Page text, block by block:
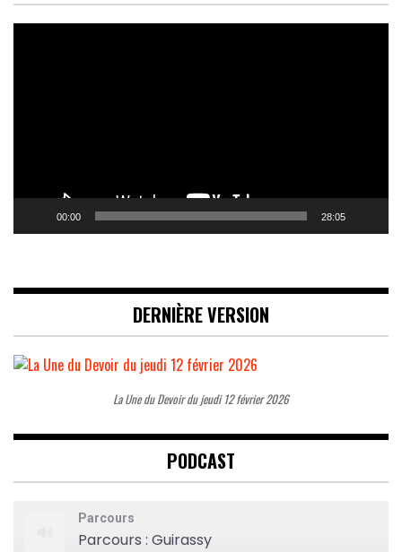
00:00 28:05
DERNIÈRE VERSION
La Une du Devoir du jeudi 12 février 2026
PODCAST
Parcours
Parcours : Guirassy